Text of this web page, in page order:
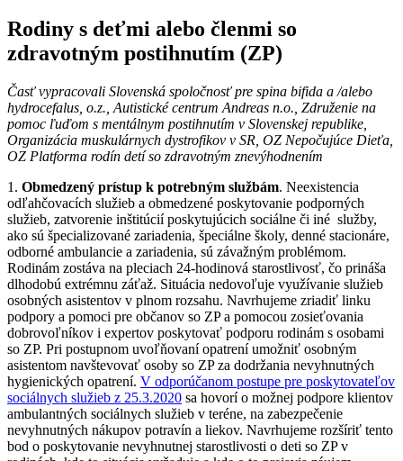
Rodiny s deťmi alebo členmi so
zdravotným postihnutím (ZP)
Časť vypracovali Slovenská spoločnosť pre spina bifida a /alebo
hydrocefalus, o.z., Autistické centrum Andreas n.o., Združenie na
pomoc ľuďom s mentálnym postihnutím v Slovenskej republike,
Organizácia muskulárnych dystrofikov v SR, OZ Nepočujúce Dieťa,
OZ Platforma rodín detí so zdravotným znevýhodnením
1. Obmedzený prístup k potrebným službám. Neexistencia
odľahčovacích služieb a obmedzené poskytovanie podporných
služieb, zatvorenie inštitúcií poskytujúcich sociálne či iné služby,
ako sú špecializované zariadenia, špeciálne školy, denné stacionáre,
odborné ambulancie a zariadenia, sú závažným problémom.
Rodinám zostáva na pleciach 24-hodinová starostlivosť, čo prináša
dlhodobú extrémnu záťaž. Situácia nedovoľuje využívanie služieb
osobných asistentov v plnom rozsahu. Navrhujeme zriadiť linku
podpory a pomoci pre občanov so ZP a pomocou zosieťovania
dobrovoľníkov i expertov poskytovať podporu rodinám s osobami
so ZP. Pri postupnom uvoľňovaní opatrení umožniť osobným
asistentom navštevovať osoby so ZP za dodržania nevyhnutných
hygienických opatrení. V odporúčanom postupe pre poskytovateľov
sociálnych služieb z 25.3.2020 sa hovorí o možnej podpore klientov
ambulantných sociálnych služieb v teréne, na zabezpečenie
nevyhnutných nákupov potravín a liekov. Navrhujeme rozšíriť tento
bod o poskytovanie nevyhnutnej starostlivosti o deti so ZP v